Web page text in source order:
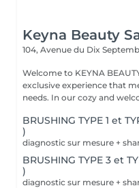
Keyna Beauty
104, Avenue du Dix
Welcome to KEYNA
exclusive experience that
needs. In our cozy and
BRUSHING TYPE 1 et
)
BRUSHING TYPE 3 et
)